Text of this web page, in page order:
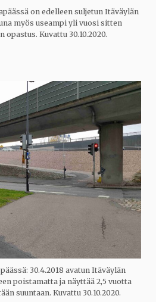
on edelleen suljetun Itäväylän
myös useampi yli vuosi sitten
Kuvattu 30.10.2020.
30.4.2018 avatun Itäväylän
poistamatta ja näyttää 2,5 vuotta
suuntaan. Kuvattu 30.10.2020.